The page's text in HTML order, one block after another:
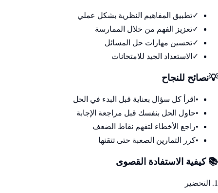
✓تطبيق المفاهيم النظرية بشكل عملي
✓تعزيز الفهم من خلال الممارسة
✓تحسين مهارات حل المسائل
✓ الاستعداد الجيد للامتحانات
💡نصائح للنجاح
• اقرأ كل سؤال بعناية قبل البدء في الحل
•حاول الحل بنفسك قبل مراجعة الإجابة
•راجع الأخطاء لتفهم نقاط الضعف
•كرر التمارين الصعبة حتى تتقنها
📚 كيفية الاستفادة القصوى
1. التحضير